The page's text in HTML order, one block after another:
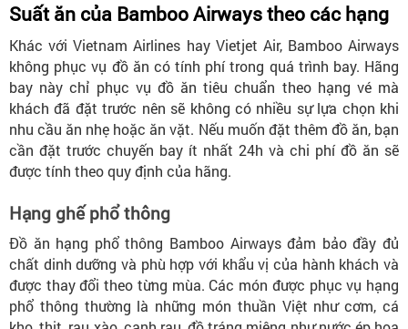
Suất ăn của Bamboo Airways theo các hạng
Khác với Vietnam Airlines hay Vietjet Air, Bamboo Airways
không phục vụ đồ ăn có tính phí trong quá trình bay. Hãng
bay này chỉ phục vụ đồ ăn tiêu chuẩn theo hạng vé mà
khách đã đặt trước nên sẽ không có nhiều sự lựa chọn khi
nhu cầu ăn nhẹ hoặc ăn vặt. Nếu muốn đặt thêm đồ ăn, bạn
cần đặt trước chuyến bay ít nhất 24h và chi phí đồ ăn sẽ
được tính theo quy định của hãng.
Hạng ghế phổ thông
Đồ ăn hạng phổ thông Bamboo Airways đảm bảo đầy đủ
chất dinh dưỡng và phù hợp với khẩu vị của hành khách và
được thay đổi theo từng mùa. Các món được phục vụ hạng
phổ thông thường là những món thuần Việt như cơm, cá